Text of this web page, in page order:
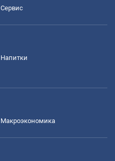
Сервис
Напитки
Mакроэкономика